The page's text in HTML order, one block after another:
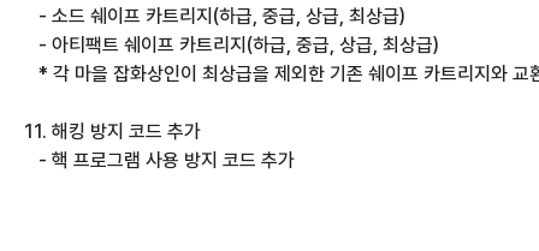
   - 소드 쉐이프 카트리지(하급, 중급, 상급, 최상급)
   - 아티팩트 쉐이프 카트리지(하급, 중급, 상급, 최상급)
* 각 마을 잡화상인이 최상급을 제외한 기존 쉐이프 카트리지와 교
11. 해킹 방지 코드 추가
   - 핵 프로그램 사용 방지 코드 추가